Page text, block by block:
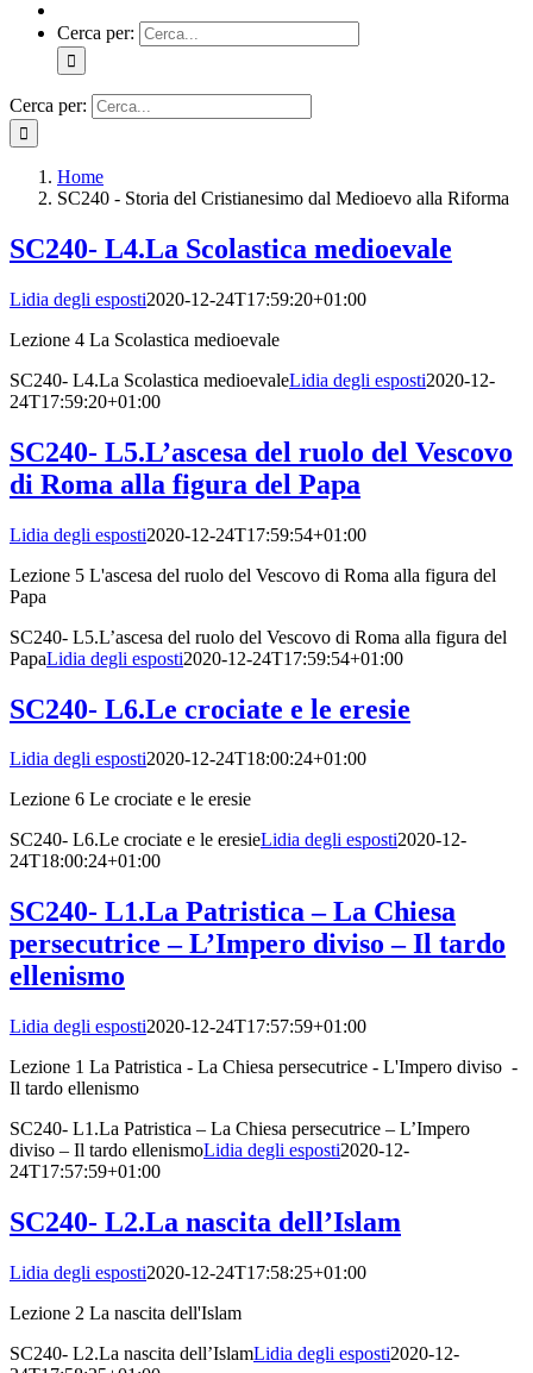
Cerca per:
Cerca per:
Home
SC240 - Storia del Cristianesimo dal Medioevo alla Riforma
SC240- L4.La Scolastica medioevale
Lidia degli esposti2020-12-24T17:59:20+01:00
Lezione 4 La Scolastica medioevale
SC240- L4.La Scolastica medioevaleLidia degli esposti2020-12-
24T17:59:20+01:00
SC240- L5.L’ascesa del ruolo del Vescovo
di Roma alla figura del Papa
Lidia degli esposti2020-12-24T17:59:54+01:00
Lezione 5 L'ascesa del ruolo del Vescovo di Roma alla figura del
Papa
SC240- L5.L’ascesa del ruolo del Vescovo di Roma alla figura del
PapaLidia degli esposti2020-12-24T17:59:54+01:00
SC240- L6.Le crociate e le eresie
Lidia degli esposti2020-12-24T18:00:24+01:00
Lezione 6 Le crociate e le eresie
SC240- L6.Le crociate e le eresieLidia degli esposti2020-12-
24T18:00:24+01:00
SC240- L1.La Patristica – La Chiesa
persecutrice – L’Impero diviso – Il tardo
ellenismo
Lidia degli esposti2020-12-24T17:57:59+01:00
Lezione 1 La Patristica - La Chiesa persecutrice - L'Impero diviso -
Il tardo ellenismo
SC240- L1.La Patristica – La Chiesa persecutrice – L’Impero
diviso – Il tardo ellenismoLidia degli esposti2020-12-
24T17:57:59+01:00
SC240- L2.La nascita dell’Islam
Lidia degli esposti2020-12-24T17:58:25+01:00
Lezione 2 La nascita dell'Islam
SC240- L2.La nascita dell’IslamLidia degli esposti2020-12-